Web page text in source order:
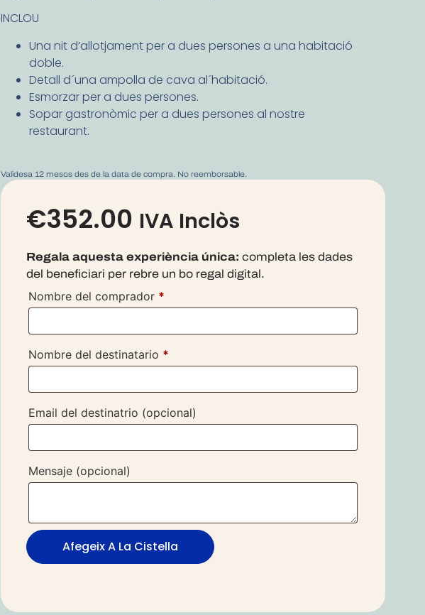
INCLOU
Una nit d’allotjament per a dues persones a una habitació
doble.
Detall d´una ampolla de cava al´habitació.
Esmorzar per a dues persones.
Sopar gastronòmic per a dues persones al nostre
restaurant.
Validesa 12 mesos des de la data de compra. No reemborsable.
€352.00 IVA Inclòs
Regala aquesta experiència única: completa les dades
del beneficiari per rebre un bo regal digital.
Nombre del comprador *
Nombre del destinatario *
Email del destinatrio (opcional)
Mensaje (opcional)
Afegeix A La Cistella